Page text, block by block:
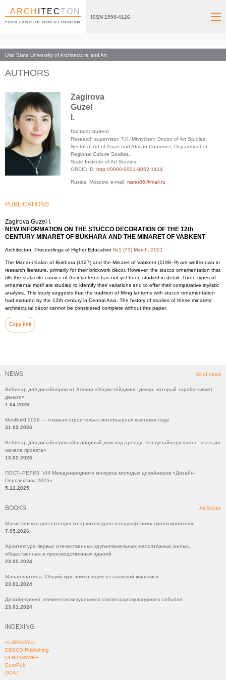
ARCH ITECTON
PROCEEDINGS OF HIGHER EDUCATION
ISSN 1990-4126
Ural State University of Architecture and Art
NEWS All of news
Вебинар для дизайнеров от Аскона «Хоумстейджинг: декор, который зарабатывает
деньги»
1.04.2026
MosBuild 2026 — главная строительно-интерьерная выставка года
31.03.2026
Вебинар для дизайнеров «Загородный дом под аренду: что дизайнеру важно знать до
начала проекта»
13.02.2026
ПОСТ–РЕЛИЗ VIII Международного конкурса молодых дизайнеров «Дизайн-
Перспектива 2025»
5.12.2025
BOOKS All Books
Магистерская диссертация по архитектурно-ландшафтному проектированию
7.05.2026
Архитектура первых отечественных крупнопанельных малоэтажных жилых,
общественных и производственных зданий
23.05.2024
Малая картина. Общий курс композиции в станковой живописи
23.01.2024
Дизайн-проект элементов визуального стиля социокультурного события
23.01.2024
INDEXING
eLIBRARY.ru
EBSCO Publishing
ULRICHSWEB
EuroPub
DOAJ
Index page
AUTHORS
Zagirova
Guzel
I.
Doctoral student.
Research supervisor: T.K. Mkrtychev, Doctor of Art Studies.
Sector of Art of Asian and African Countries, Department of
Regional Culture Studies,
State Institute of Art Studies
ORCID ID: http://0000-0001-8852-1414
Russia, Moscow, e-mail: narat86@mail.ru
PUBLICATIONS
Zagirova Guzel I.
NEW INFORMATION ON THE STUCCO DECORATION OF THE 12th
CENTURY MINARET OF BUKHARA AND THE MINARET OF VABKENT
Architecton: Proceedings of Higher Education №1 (73) March, 2021
The Manar-i Kalan of Bukhara (1127) and the Minaret of Vabkent (1198–9) are well known in
research literature, primarily for their brickwork décor. However, the stucco ornamentation that
fills the stalactite cornice of their lanterns has not yet been studied in detail. Three types of
ornamental motif are studied to identify their variations and to offer their comparative stylistic
analysis. This study suggests that the tradition of filling lanterns with stucco ornamentation
had matured by the 12th century in Central Asia. The history of studies of these minarets’
architectural décor cannot be considered complete without this paper.
Copy link